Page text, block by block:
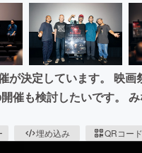
が決定しています。 映画
催も検討したいです。
埋め込み QRコード